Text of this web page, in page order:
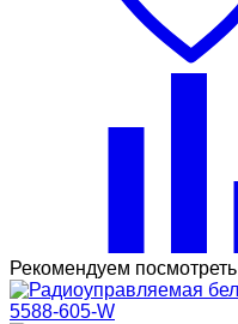
Рекомендуем посмотреть